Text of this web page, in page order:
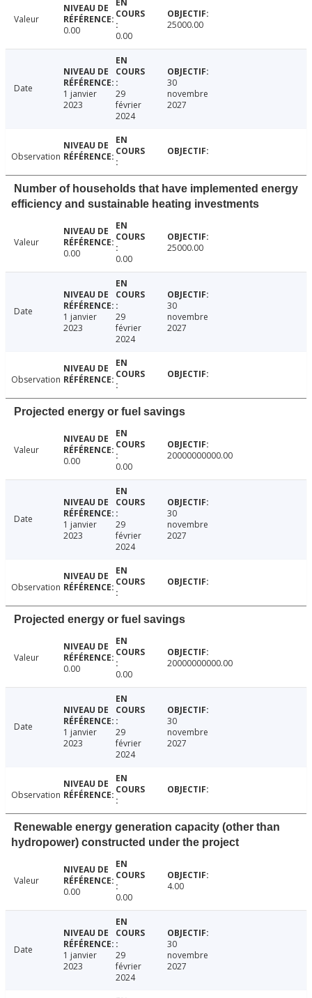
Valeur
0.00
0.00
25000.00
Date
1 janvier
2023
29
février
2024
30
novembre
2027
Observation
Number of households that have implemented energy
efficiency and sustainable heating investments
Valeur
0.00
0.00
25000.00
Date
1 janvier
2023
29
février
2024
30
novembre
2027
Observation
Projected energy or fuel savings
Valeur
0.00
0.00
20000000000.00
Date
1 janvier
2023
29
février
2024
30
novembre
2027
Observation
Projected energy or fuel savings
Valeur
0.00
0.00
20000000000.00
Date
1 janvier
2023
29
février
2024
30
novembre
2027
Observation
Renewable energy generation capacity (other than
hydropower) constructed under the project
Valeur
0.00
0.00
4.00
Date
1 janvier
2023
29
février
2024
30
novembre
2027